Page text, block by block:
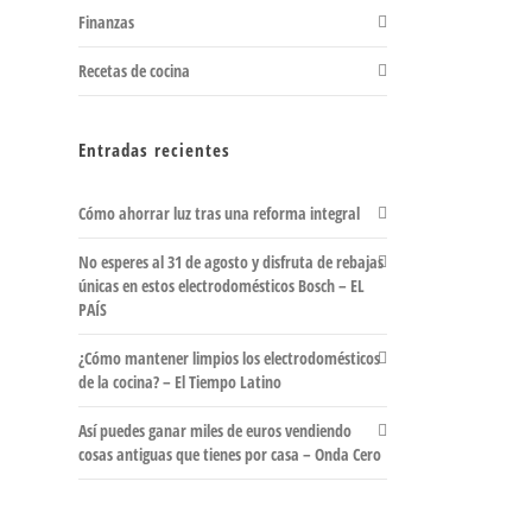
Finanzas
Recetas de cocina
Entradas recientes
Cómo ahorrar luz tras una reforma integral
No esperes al 31 de agosto y disfruta de rebajas
únicas en estos electrodomésticos Bosch – EL
PAÍS
¿Cómo mantener limpios los electrodomésticos
de la cocina? – El Tiempo Latino
Así puedes ganar miles de euros vendiendo
cosas antiguas que tienes por casa – Onda Cero